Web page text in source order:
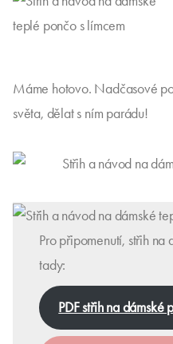
Máme hotovo. Nadčasové
světa, dělat s ním parádu!
Pro připomenutí, střih
tady:
PDF střih na dámské